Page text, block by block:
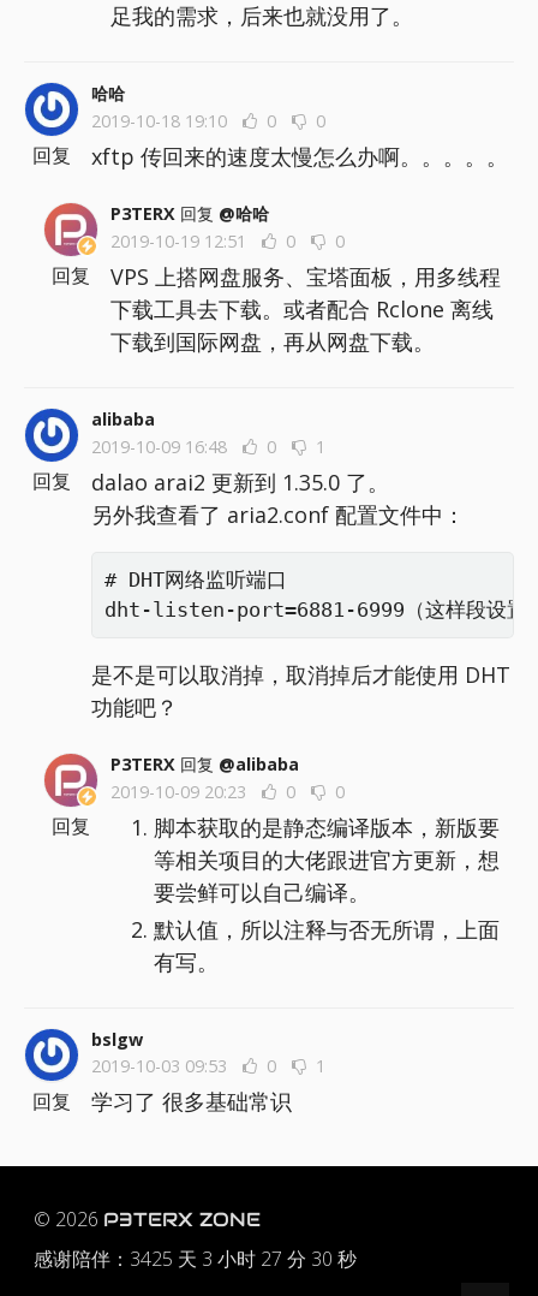
足我的需求，后来也就没用了。
哈哈
2019-10-18 19:10
0 0
xftp 传回来的速度太慢怎么办啊。。。。。
回复
P3TERX 回复 @哈哈
2019-10-19 12:51
0 0
VPS 上搭网盘服务、宝塔面板，用多线程
下载工具去下载。或者配合 Rclone 离线
下载到国际网盘，再从网盘下载。
回复
alibaba
2019-10-09 16:48
0 1
dalao arai2 更新到 1.35.0 了。
另外我查看了 aria2.conf 配置文件中：
# DHT网络监听端口
dht-listen-port=6881-6999（这样段设置
是不是可以取消掉，取消掉后才能使用 DHT
功能吧？
回复
P3TERX 回复 @alibaba
2019-10-09 20:23
0 0
脚本获取的是静态编译版本，新版要
等相关项目的大佬跟进官方更新，想
要尝鲜可以自己编译。
默认值，所以注释与否无所谓，上面
有写。
回复
bslgw
2019-10-03 09:53
0 1
学习了 很多基础常识
回复
© 2026 P3TERX ZONE
感谢陪伴： 3425 天 3 小时 27 分 31 秒